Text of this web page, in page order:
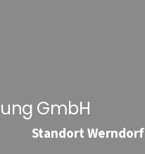
GmbH
Standort Werndorf